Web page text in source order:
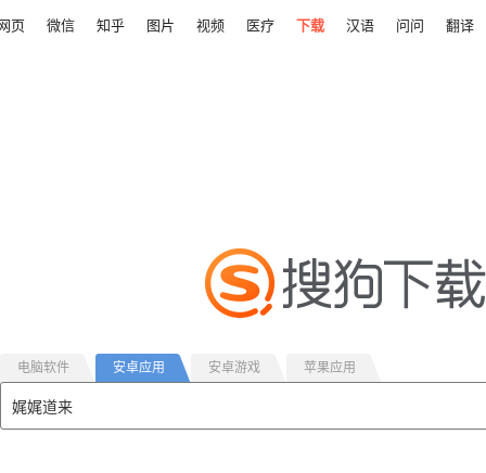
页 微信 知乎 图片 视频 医疗 下载 汉语 问问 翻译
电脑软件 安卓应用 安卓游戏 苹果应用